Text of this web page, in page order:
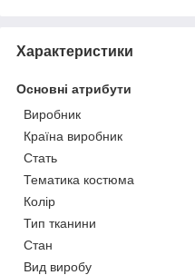
Характеристики
Основні атрибути
Виробник
Країна виробник
Стать
Тематика костюма
Колір
Тип тканини
Стан
Вид виробу